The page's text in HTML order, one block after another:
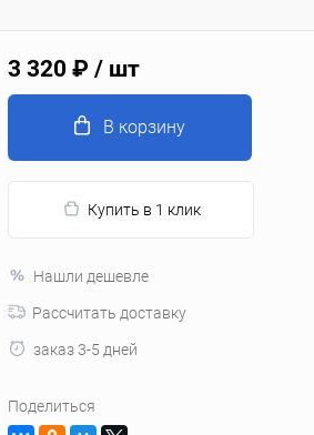
3 320 ₽ / шт
В корзину
Купить в 1 клик
Нашли дешевле
Рассчитать доставку
заказ 3-5 дней
Поделиться